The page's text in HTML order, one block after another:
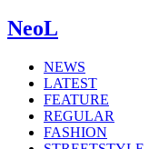
NeoL
NEWS
LATEST
FEATURE
REGULAR
FASHION